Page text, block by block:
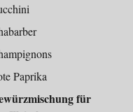
Paprika
für